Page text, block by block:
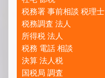
税務署 事前相談 税理士
税務調査 法人
所得税 法人
税務 電話 相談
決算 法人税
国税局 調査